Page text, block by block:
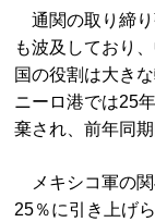
通関の取り締り
も波及しており
国の役割は大き
ニーロ港では25
棄され、前年同
メキシコ軍の関
25％に引き上げ